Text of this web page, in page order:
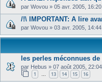
par Wovou » 05 avr. 2005, 16:20
/!\ IMPORTANT: A lire
par Wovou » 03 avr. 2005, 14:44
les perles méconnues de
par Hebus » 07 août 2005, 22:04
1 … 13 14 15 16